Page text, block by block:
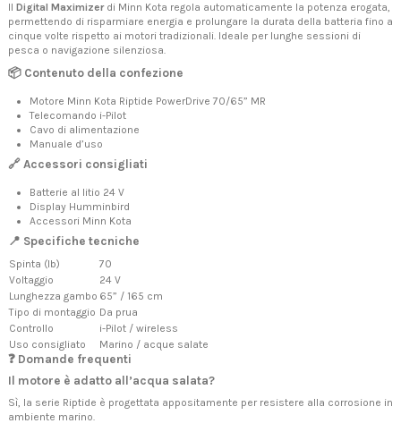
Il Digital Maximizerdi Minn Kota regola automaticamente la potenza erogata,
permettendo di risparmiare energia e prolungare la durata della batteria fino a
cinque volte rispetto ai motori tradizionali. Ideale per lunghe sessioni di
pesca o navigazione silenziosa.
📦 Contenuto della confezione
Motore Minn Kota Riptide PowerDrive 70/65” MR
Telecomando i-Pilot
Cavo di alimentazione
Manuale d’uso
🔗 Accessori consigliati
Batterie al litio 24 V
Display Humminbird
Accessori Minn Kota
📍 Specifiche tecniche
Spinta (lb)
70
Voltaggio
24 V
Lunghezza gambo 65” / 165 cm
Tipo di montaggio Da prua
Controllo
i-Pilot / wireless
Uso consigliato
Marino / acque salate
❓ Domande frequenti
Il motore è adatto all’acqua salata?
Sì, la serie Riptide è progettata appositamente per resistere alla corrosione in
ambiente marino.